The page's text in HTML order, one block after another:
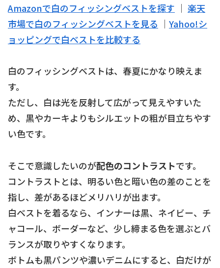
Amazonで白のフィッシングベストを探す ｜ 楽天
市場で白のフィッシングベストを見る ｜ Yahoo!シ
ョッピングで白ベストを比較する
白のフィッシングベストは、春夏にかなり映えま
す。
ただし、白は光を反射して広がって見えやすいた
め、黒やカーキよりもシルエットの粗が目立ちやす
い色です。
そこで意識したいのが配色のコントラストです。
コントラストとは、明るい色と暗い色の差のことを
指し、差があるほどメリハリが出ます。
白ベストを着るなら、インナーは黒、ネイビー、チ
ャコール、ボーダーなど、少し締まる色を選ぶとバ
ランスが取りやすくなります。
ボトムも黒パンツや濃いデニムにすると、白だけが